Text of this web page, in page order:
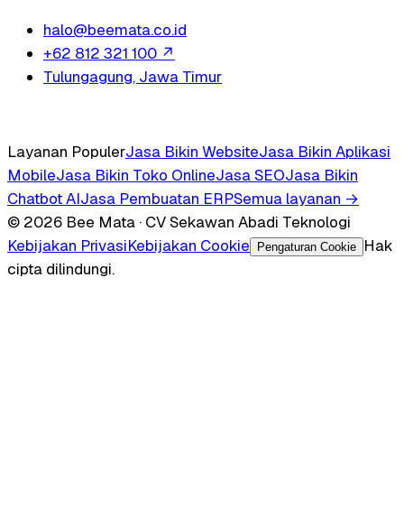
halo@beemata.co.id
+62 812 321 100 ↗
Tulungagung, Jawa Timur
Layanan PopulerJasa Bikin WebsiteJasa Bikin Aplikasi
MobileJasa Bikin Toko OnlineJasa SEOJasa Bikin
Chatbot AIJasa Pembuatan ERPSemua layanan →
© 2026 Bee Mata · CV Sekawan Abadi Teknologi
Kebijakan PrivasiKebijakan Cookie Pengaturan Cookie
Hak
cipta dilindungi.